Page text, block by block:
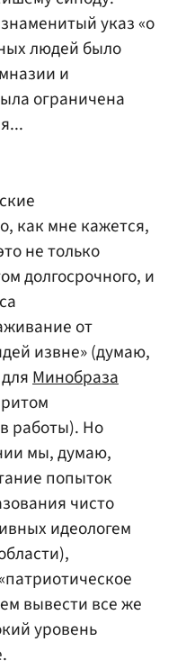
указ «о
людей было
и
ограничена
как мне кажется,
не только
долгосрочного, и
от
извне» (думаю,
Минобраза
работы). Но
мы, думаю,
попыток
чисто
идеологем
вывести все же
уровень